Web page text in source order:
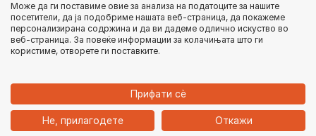
Jадранска Магистрала 86, Skopje, North Macedonia
© Сите права се задржани
Може да ги поставиме овие за анализа на податоците за нашите
посетители, да ја подобриме нашата веб-страница, да покажеме
персонализирана содржина и да ви дадеме одлично искуство во
веб-страница. За повеќе информации за колачињата што ги
користиме, отворете ги поставките.
Прифати сѐ
Не, прилагодете Откажи